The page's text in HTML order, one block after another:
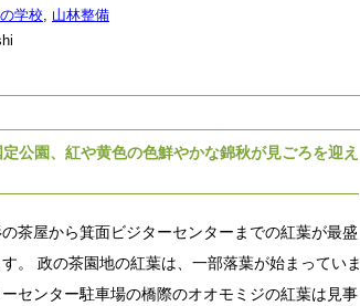
学校, 山林整備
公園、紅や黄色の色鮮やかな錦秋が見ごろを迎え
茶屋から箕面ビジターセンターまでの紅葉が最盛
。 政の茶園地の紅葉は、一部落葉が始まっていま
センター駐車場の橋際のオオモミジの紅葉は見事